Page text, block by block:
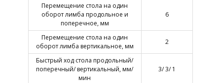
Перемещение стола на один
оборот лимба продольное и
поперечное, мм
6
Перемещение стола на один
оборот лимба вертикальное, мм
2
Быстрый ход стола продольный/
поперечный/ вертикальный, мм/
мин
3/ 3/ 1